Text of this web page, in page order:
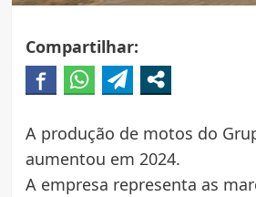
Compartilhar:
A produção de motos do
aumentou em 2024.
A empresa representa as